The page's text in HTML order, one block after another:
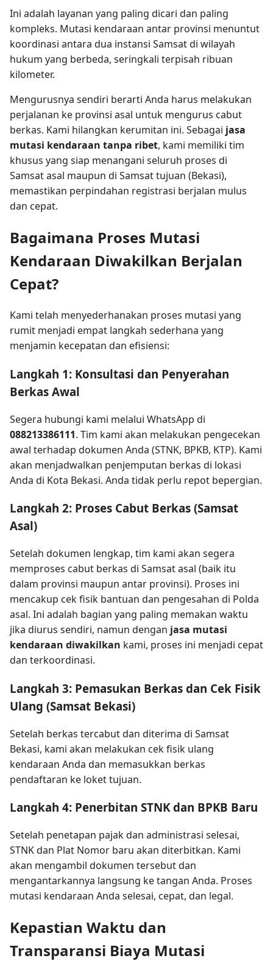
Ini adalah layanan yang paling dicari dan paling
kompleks. Mutasi kendaraan antar provinsi menuntut
koordinasi antara dua instansi Samsat di wilayah
hukum yang berbeda, seringkali terpisah ribuan
kilometer.
Mengurusnya sendiri berarti Anda harus melakukan
perjalanan ke provinsi asal untuk mengurus cabut
berkas. Kami hilangkan kerumitan ini. Sebagai jasa
mutasi kendaraan tanpa ribet, kami memiliki tim
khusus yang siap menangani seluruh proses di
Samsat asal maupun di Samsat tujuan (Bekasi),
memastikan perpindahan registrasi berjalan mulus
dan cepat.
Bagaimana Proses Mutasi
Kendaraan Diwakilkan Berjalan
Cepat?
Kami telah menyederhanakan proses mutasi yang
rumit menjadi empat langkah sederhana yang
menjamin kecepatan dan efisiensi:
Langkah 1: Konsultasi dan Penyerahan
Berkas Awal
Segera hubungi kami melalui WhatsApp di
088213386111. Tim kami akan melakukan pengecekan
awal terhadap dokumen Anda (STNK, BPKB, KTP). Kami
akan menjadwalkan penjemputan berkas di lokasi
Anda di Kota Bekasi. Anda tidak perlu repot bepergian.
Langkah 2: Proses Cabut Berkas (Samsat
Asal)
Setelah dokumen lengkap, tim kami akan segera
memproses cabut berkas di Samsat asal (baik itu
dalam provinsi maupun antar provinsi). Proses ini
mencakup cek fisik bantuan dan pengesahan di Polda
asal. Ini adalah bagian yang paling memakan waktu
jika diurus sendiri, namun dengan jasa mutasi
kendaraan diwakilkan kami, proses ini menjadi cepat
dan terkoordinasi.
Langkah 3: Pemasukan Berkas dan Cek Fisik
Ulang (Samsat Bekasi)
Setelah berkas tercabut dan diterima di Samsat
Bekasi, kami akan melakukan cek fisik ulang
kendaraan Anda dan memasukkan berkas
pendaftaran ke loket tujuan.
Langkah 4: Penerbitan STNK dan BPKB Baru
Setelah penetapan pajak dan administrasi selesai,
STNK dan Plat Nomor baru akan diterbitkan. Kami
akan mengambil dokumen tersebut dan
mengantarkannya langsung ke tangan Anda. Proses
mutasi kendaraan Anda selesai, cepat, dan legal.
Kepastian Waktu dan
Transparansi Biaya Mutasi